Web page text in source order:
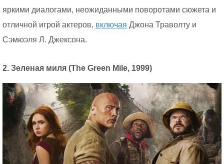
яркими диалогами, неожиданными поворотами сюжета и
отличной игрой актеров, включая Джона Траволту и
Сэмюэля Л. Джексона.
2. Зеленая миля (The Green Mile, 1999)